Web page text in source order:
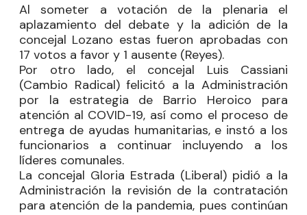
Al someter a votación de la plenaria el
aplazamiento del debate y la adición de la
concejal Lozano estas fueron aprobadas con
17 votos a favor y 1 ausente (Reyes).
Por otro lado, el concejal Luis Cassiani
(Cambio Radical) felicitó a la Administración
por la estrategia de Barrio Heroico para
atención al COVID-19, así como el proceso de
entrega de ayudas humanitarias, e instó a los
funcionarios a continuar incluyendo a los
líderes comunales.
La concejal Gloria Estrada (Liberal) pidió a la
Administración la revisión de la contratación
para atención de la pandemia, pues continúan